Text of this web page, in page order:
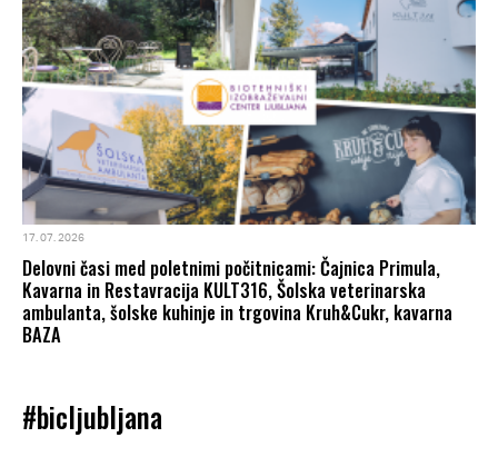
17. 07. 2026
Delovni časi med poletnimi počitnicami: Čajnica Primula,
Kavarna in Restavracija KULT316, Šolska veterinarska
ambulanta, šolske kuhinje in trgovina Kruh&Cukr, kavarna
BAZA
#bicljubljana